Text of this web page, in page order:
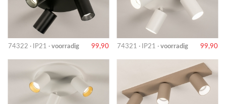
74322 · IP21 · voorradig 99,90 74321 · IP21 · voorradig 99,90